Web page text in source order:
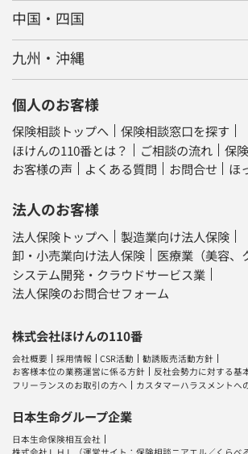
中国・四国
九州・沖縄
個人のお客様
保険相談トップへ
保険相談窓口を探す
ほけんの110番とは？
ご相談の流れ
保
お客様の声
よくある質問 お問合せ ほ
法人のお客様
法人保険トップへ
製造業向け法人保険
卸・小売業向け法人保険
医療業（美容、
システム開発・クラウドサービス業
法人保険のお問合せフォーム
株式会社ほけんの110番
会社概要 採用情報 CSR活動
勧誘販売活動方針
お客様本位の業務運営に係る方針
反社会勢力に対する基
フリーランスのお取引の方へ
カスタマーハラスメントへ
日本生命グループ企業
日本生命保険相互会社